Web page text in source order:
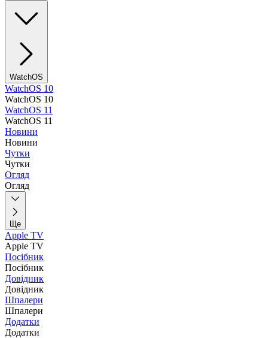
WatchOS
WatchOS 10
WatchOS 10
WatchOS 11
WatchOS 11
Новини
Новини
Чутки
Чутки
Огляд
Огляд
Ще
Apple TV
Apple TV
Посібник
Посібник
Довідник
Довідник
Шпалери
Шпалери
Додатки
Додатки